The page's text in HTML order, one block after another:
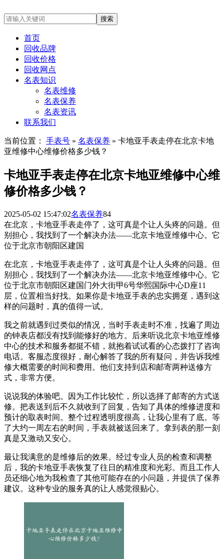
首页
回收品牌
回收价格
回收网点
名表知识
名表维修
名表保养
名表资讯
联系我们
当前位置： 手表号 » 名表保养 » 卡地亚手表走停在北京卡地
亚维修中心维修价格多少钱？
卡地亚手表走停在北京卡地亚维修中心维
修价格多少钱？
2025-05-02 15:47:02名表保养84
在北京，卡地亚手表走停了，这可真是个让人头疼的问题。但
别担心，我找到了一个解决办法——北京卡地亚维修中心。它
位于北京市朝阳区建国
在北京，卡地亚手表走停了，这可真是个让人头疼的问题。但
别担心，我找到了一个解决办法——北京卡地亚维修中心。它
位于北京市朝阳区建国门外大街甲6号华熙国际中心D座11
层，位置相当好找。如果你是卡地亚手表的忠实拥趸，遇到这
样的问题时，真的值得一试。
我之前就遇到过类似的情况，当时手表走时不准，找遍了周边
的钟表店都没有找到能修好的地方。后来听说北京卡地亚维修
中心的技术和服务都挺不错，就抱着试试看的心态拨打了咨询
电话。客服态度很好，耐心解答了我的所有疑问，并告诉我维
修大概需要的时间和费用。他们支持到店和邮寄两种送修方
式，非常方便。
说说我的体验吧。因为工作比较忙，所以选择了邮寄的方式送
修。把表送到后不久就收到了回复，告知了具体的维修进度和
预计的取表时间。整个过程透明度很高，让我心里有了底。等
了大约一周左右的时间，手表就被送回来了。拿到表的那一刻
真是又激动又安心。
最让我满意的是维修后的效果。经过专业人员的检查和调整
后，我的卡地亚手表恢复了往日的精准度和光彩。而且工作人
员还细心地为我检查了其他可能存在的小问题，并提供了保养
建议。这种专业的服务真的让人感觉很贴心。